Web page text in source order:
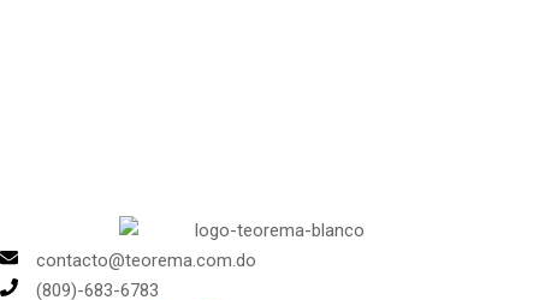
contacto@teorema.com.do
(809)-683-6783